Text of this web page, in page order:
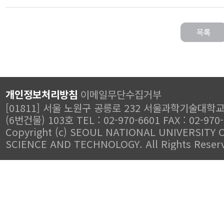
개인정보처리방침 이메일무단수집거부
[01811] 서울 노원구 공릉로 232 서울과학기술대학
(6번건물) 103호 TEL : 02-970-6601 FAX : 02-
Copyright (c) SEOUL NATIONAL UNIVERSITY
SCIENCE AND TECHNOLOGY. All Rights